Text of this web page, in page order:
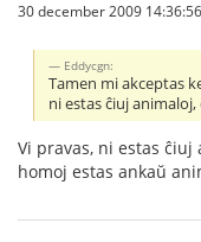
30 december 2009 14:36:56
Eddycgn:
Tamen mi akceptas
ni estas ĉiuj animaloj,
Vi pravas, ni estas
homoj estas ankaŭ